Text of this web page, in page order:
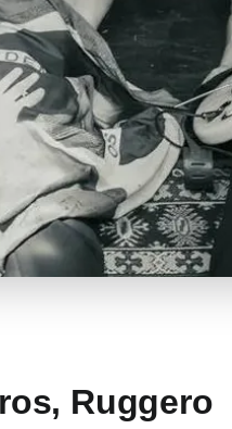
Ruggero